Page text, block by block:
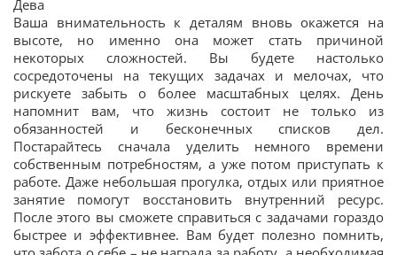
Дева
Ваша внимательность к деталям вновь окажется на
высоте, но именно она может стать причиной
некоторых сложностей. Вы будете настолько
сосредоточены на текущих задачах и мелочах, что
рискуете забыть о более масштабных целях. День
напомнит вам, что жизнь состоит не только из
обязанностей и бесконечных списков дел.
Постарайтесь сначала уделить немного времени
собственным потребностям, а уже потом приступать к
работе. Даже небольшая прогулка, отдых или приятное
занятие помогут восстановить внутренний ресурс.
После этого вы сможете справиться с задачами гораздо
быстрее и эффективнее. Вам будет полезно помнить,